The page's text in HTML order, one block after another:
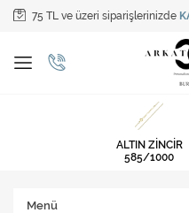
75 TL ve üzeri siparişlerinizde
Tüm
ALTIN ZİNCİR
ALTIN ZİNCİR
585/1000
Menü